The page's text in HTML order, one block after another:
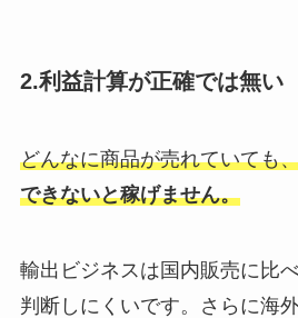
2.利益計算が正確では無い
どんなに商品が売れていても
できないと稼げません。
輸出ビジネスは国内販売に比
判断しにくいです。さらに海